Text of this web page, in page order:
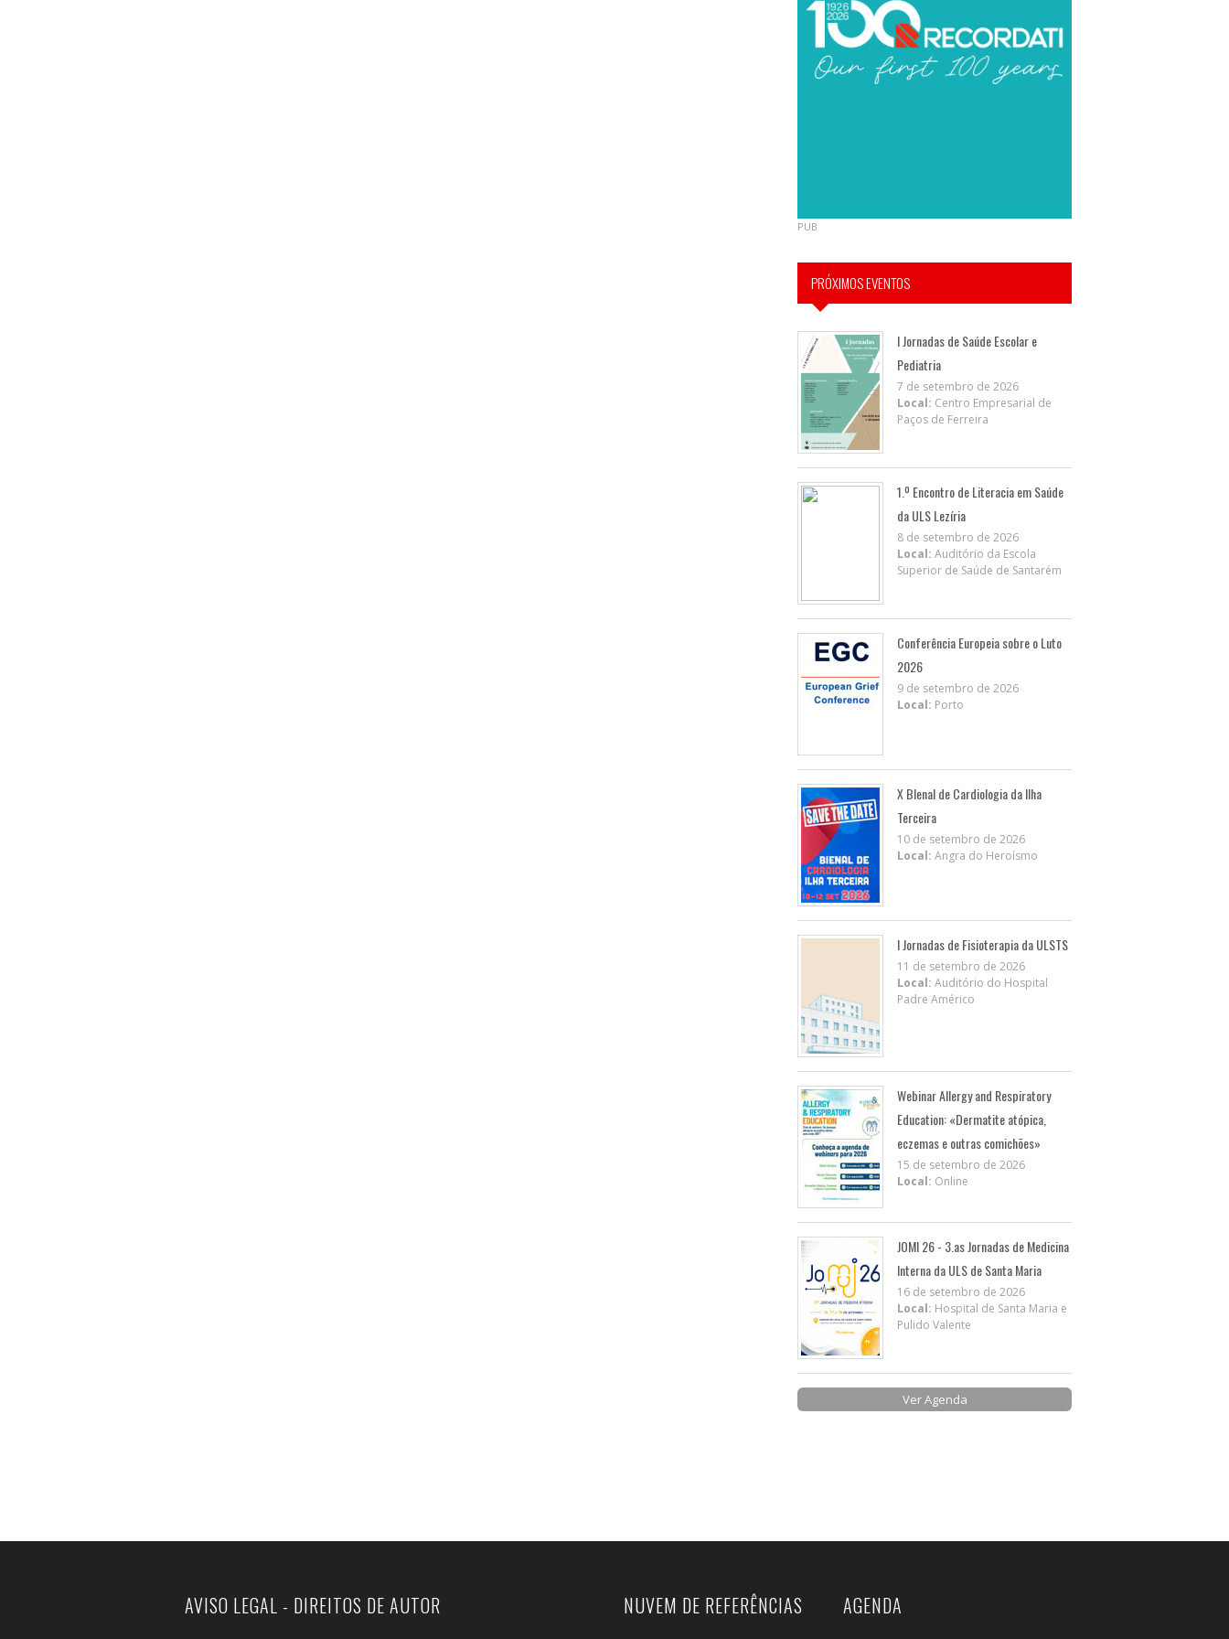
PUB
PRÓXIMOS EVENTOS
I Jornadas de Saúde Escolar e
Pediatria
7 de setembro de 2026
Local: Centro Empresarial de
Paços de Ferreira
1.º Encontro de Literacia em Saúde
da ULS Lezíria
8 de setembro de 2026
Local: Auditório da Escola
Superior de Saúde de Santarém
Conferência Europeia sobre o Luto
2026
9 de setembro de 2026
Local: Porto
X BIenal de Cardiologia da Ilha
Terceira
10 de setembro de 2026
Local: Angra do Heroísmo
I Jornadas de Fisioterapia da ULSTS
11 de setembro de 2026
Local: Auditório do Hospital
Padre Américo
Webinar Allergy and Respiratory
Education: «Dermatite atópica,
eczemas e outras comichões»
15 de setembro de 2026
Local: Online
JOMI 26 - 3.as Jornadas de Medicina
Interna da ULS de Santa Maria
16 de setembro de 2026
Local: Hospital de Santa Maria e
Pulido Valente
Ver Agenda
AVISO LEGAL - DIREITOS DE AUTOR NUVEM DE REFERÊNCIAS AGENDA